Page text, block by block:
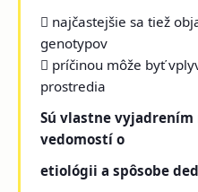
 najčastejšie sa tiež
genotypov
 príčinou môže byť
prostredia
Sú vlastne
vedomostí o
etiológii a spôsobe